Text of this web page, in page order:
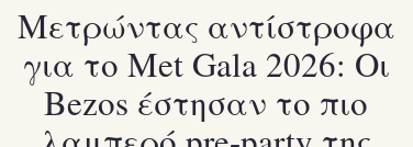
Μετρώντας αντίστροφα
για το Met Gala 2026: Οι
Bezos έστησαν το πιο